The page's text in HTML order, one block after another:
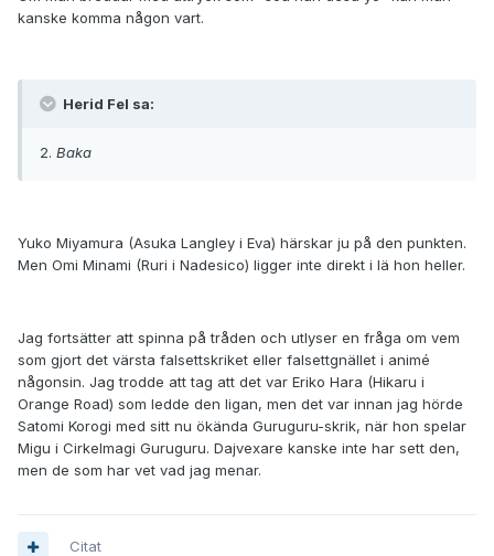
kanske komma någon vart.
Herid Fel sa:
2. Baka
Yuko Miyamura (Asuka Langley i Eva) härskar ju på den punkten.
Men Omi Minami (Ruri i Nadesico) ligger inte direkt i lä hon heller.
Jag fortsätter att spinna på tråden och utlyser en fråga om vem
som gjort det värsta falsettskriket eller falsettgnället i animé
någonsin. Jag trodde att tag att det var Eriko Hara (Hikaru i
Orange Road) som ledde den ligan, men det var innan jag hörde
Satomi Korogi med sitt nu ökända Guruguru-skrik, när hon spelar
Migu i Cirkelmagi Guruguru. Dajvexare kanske inte har sett den,
men de som har vet vad jag menar.
Citat